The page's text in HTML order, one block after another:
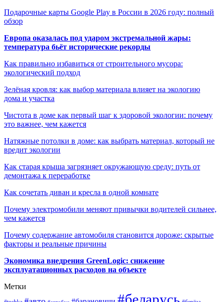
Подарочные карты Google Play в России в 2026 году: полный
обзор
Европа оказалась под ударом экстремальной жары:
температура бьёт исторические рекорды
Как правильно избавиться от строительного мусора:
экологический подход
Зелёная кровля: как выбор материала влияет на экологию
дома и участка
Чистота в доме как первый шаг к здоровой экологии: почему
это важнее, чем кажется
Натяжные потолки в доме: как выбрать материал, который не
вредит экологии
Как старая крыша загрязняет окружающую среду: путь от
демонтажа к переработке
Как сочетать диван и кресла в одной комнате
Почему электромобили меняют привычки водителей сильнее,
чем кажется
Почему содержание автомобиля становится дороже: скрытые
факторы и реальные причины
Экономика внедрения GreenLogic: снижение
эксплуатационных расходов на объекте
Метки